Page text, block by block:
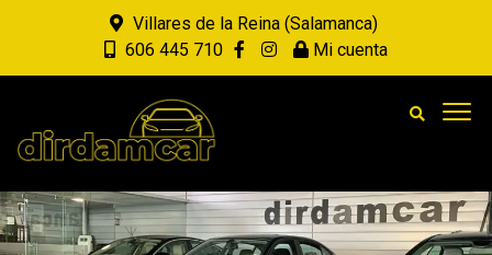
Villares de la Reina (Salamanca)
606 445 710
Mi cuenta